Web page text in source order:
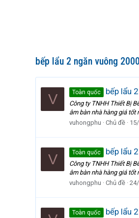
bếp lẩu 2 ngăn vuông
V Toàn quốc bếp lẩu
Công ty TNHH Thiết Bị
âm bàn nhà hàng giá tốt
vuhongphu
Chủ đề
V Toàn quốc bếp lẩu
Công ty TNHH Thiết Bị
âm bàn nhà hàng giá tốt
vuhongphu
Chủ đề
Toàn quốc bếp lẩu